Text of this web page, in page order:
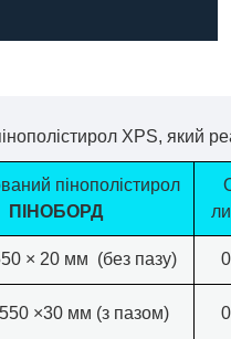
XPS, який
пінополістирол
ПІНОБОРД
× 20 мм (без пазу)
×30 мм (з пазом)